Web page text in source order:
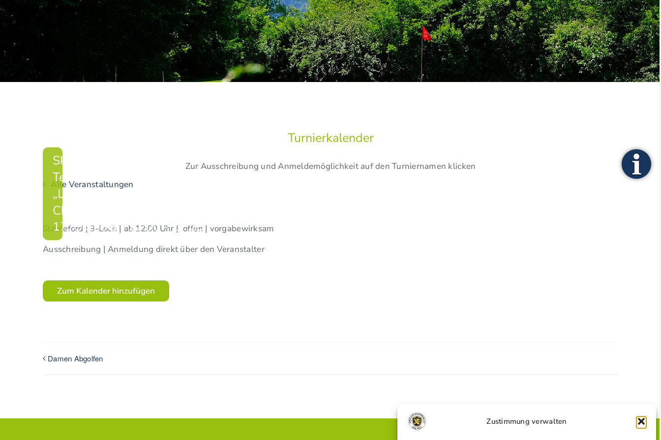
Zustimmung verwalten
Turnierkalender
Zur Ausschreibung und Anmeldemöglichkeit auf den Turniernamen klicken
Alle Veranstaltungen
Ski &
Tennis
„Last
Chance“
17. Oktober | 12:00-17:00
Stableford | 9-Loch | ab 12:00 Uhr | offen | vorgabewirksam
Ausschreibung | Anmeldung direkt über den Veranstalter
Zum Kalender hinzufügen
Damen Abgolfen